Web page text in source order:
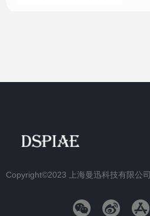
Copyright©2023 上海曼迅科技有限公司